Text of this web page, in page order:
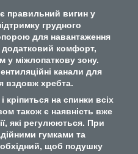
правильний вигин у
грудного
для навантаження
комфорт,
у міжлопаткову зону.
канали для
вздовж хребта.
кріпиться на спинки всіх
також є наявність вже
які регулюються. При
гумками та
щоб подушку